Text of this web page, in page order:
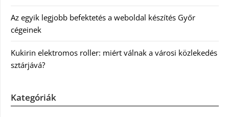
Az egyik legjobb befektetés a weboldal készítés Győr
cégeinek
Kukirin elektromos roller: miért válnak a városi közlekedés
sztárjává?
Kategóriák